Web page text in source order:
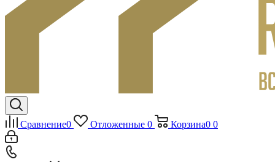
Сравнение0 Отложенные 0 Корзина0 0